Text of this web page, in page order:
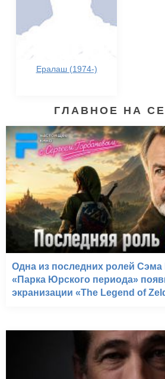
Ералаш (1974-)
ГЛАВНОЕ НА
Одна из последних ролей Сэма
«Парка Юрского периода»
экранизации «The Legend of